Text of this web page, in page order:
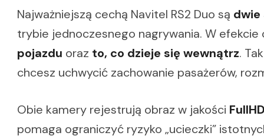
Najważniejszą cechą Navitel RS2 Duo są dwie
trybie jednoczesnego nagrywania. W
pojazdu oraz to, co dzieje się wewnątrz.
chcesz uchwycić zachowanie pasażerów,
Obie kamery rejestrują obraz w jakości
pomaga ograniczyć ryzyko „ucieczki”